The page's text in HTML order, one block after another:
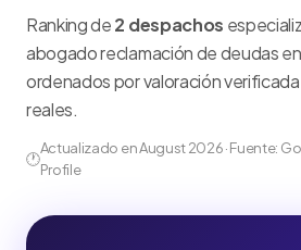
Ranking de2 despachos
abogado reclamación de deudas
ordenados por valoración
reales.
🕐
Actualizado en August 2026 · Fuente:
Profile